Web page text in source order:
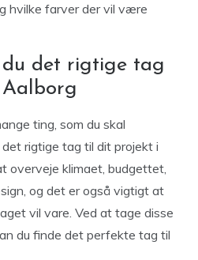
hvilke farver der vil være
det rigtige tag
ting, som du skal
rigtige tag til dit projekt i
overveje klimaet, budgettet,
og det er også vigtigt at
vil vare. Ved at tage disse
du finde det perfekte tag til